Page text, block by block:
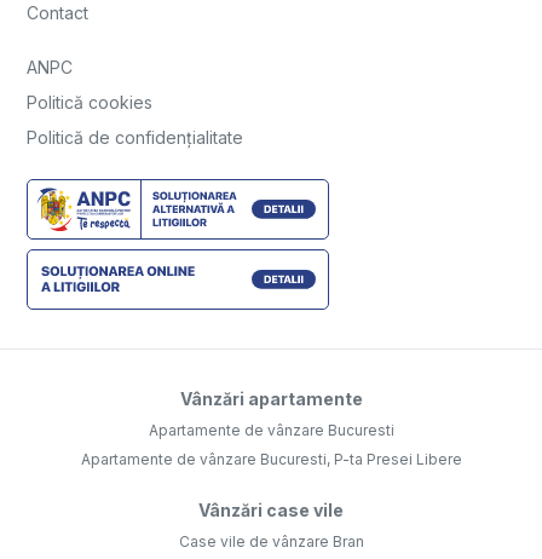
Contact
ANPC
Politică cookies
Politică de confidențialitate
Vânzări apartamente
Apartamente de vânzare Bucuresti
Apartamente de vânzare Bucuresti, P-ta Presei Libere
Vânzări case vile
Case vile de vânzare Bran